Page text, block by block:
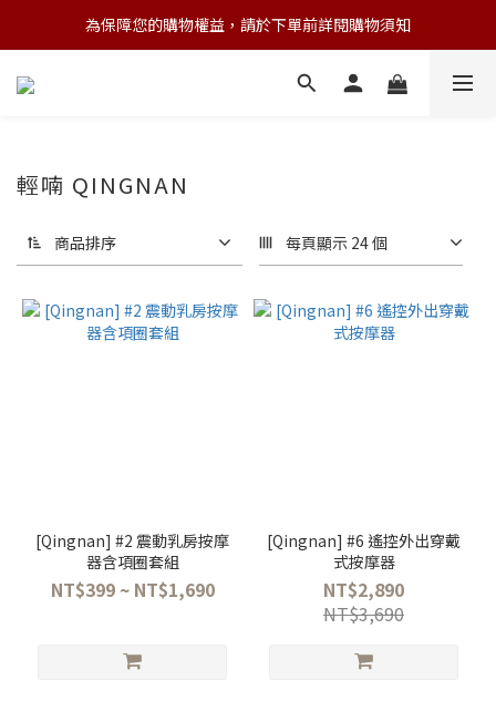
💌 Nearby收藏家｜任選三件 9折 五件 88折
為保障您的購物權益，請於下單前詳閱購物須知
💌 Nearby收藏家｜任選三件 9折 五件 88折
輕喃 QINGNAN
商品排序 每頁顯示 24 個
[Qingnan] #2 震動乳房按摩
器含項圈套組
NT$399 ~ NT$1,690
[Qingnan] #6 遙控外出穿戴
式按摩器
NT$2,890
NT$3,690